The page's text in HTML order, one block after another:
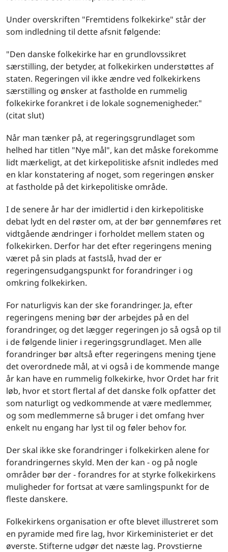
Under overskriften "Fremtidens folkekirke" står der
som indledning til dette afsnit følgende:
"Den danske folkekirke har en grundlovssikret
særstilling, der betyder, at folkekirken understøttes af
staten. Regeringen vil ikke ændre ved folkekirkens
særstilling og ønsker at fastholde en rummelig
folkekirke forankret i de lokale sognemenigheder."
(citat slut)
Når man tænker på, at regeringsgrundlaget som
helhed har titlen "Nye mål", kan det måske forekomme
lidt mærkeligt, at det kirkepolitiske afsnit indledes med
en klar konstatering af noget, som regeringen ønsker
at fastholde på det kirkepolitiske område.
I de senere år har der imidlertid i den kirkepolitiske
debat lydt en del røster om, at der bør gennemføres ret
vidtgående ændringer i forholdet mellem staten og
folkekirken. Derfor har det efter regeringens mening
været på sin plads at fastslå, hvad der er
regeringensudgangspunkt for forandringer i og
omkring folkekirken.
For naturligvis kan der ske forandringer. Ja, efter
regeringens mening bør der arbejdes på en del
forandringer, og det lægger regeringen jo så også op til
i de følgende linier i regeringsgrundlaget. Men alle
forandringer bør altså efter regeringens mening tjene
det overordnede mål, at vi også i de kommende mange
år kan have en rummelig folkekirke, hvor Ordet har frit
løb, hvor et stort flertal af det danske folk opfatter det
som naturligt og vedkommende at være medlemmer,
og som medlemmerne så bruger i det omfang hver
enkelt nu engang har lyst til og føler behov for.
Der skal ikke ske forandringer i folkekirken alene for
forandringernes skyld. Men der kan - og på nogle
områder bør der - forandres for at styrke folkekirkens
muligheder for fortsat at være samlingspunkt for de
fleste danskere.
Folkekirkens organisation er ofte blevet illustreret som
en pyramide med fire lag, hvor Kirkeministeriet er det
øverste. Stifterne udgør det næste lag. Provstierne